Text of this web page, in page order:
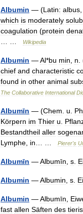
Albumin — (Latin: albus
which is moderately
coagulation (protein
Wikipedia
Albumin —Al*bu min n
chief and characteristic
found in other animal
The Collaborative International
Albumīn — (Chem u
Körpern im Thier u
Bestandtheil aller
Lymphe in Pierer's
Albumīn —Albumīn s
Albumin —Albumin s
Albumin —Albumīn
fast allen Säften des